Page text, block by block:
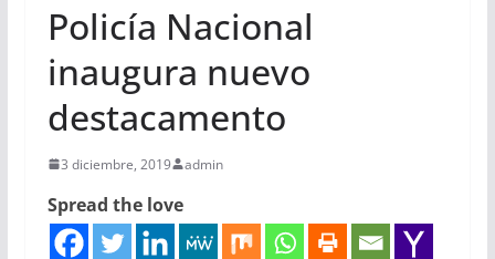
Policía Nacional
inaugura nuevo
destacamento
3 diciembre, 2019 admin
Spread the love